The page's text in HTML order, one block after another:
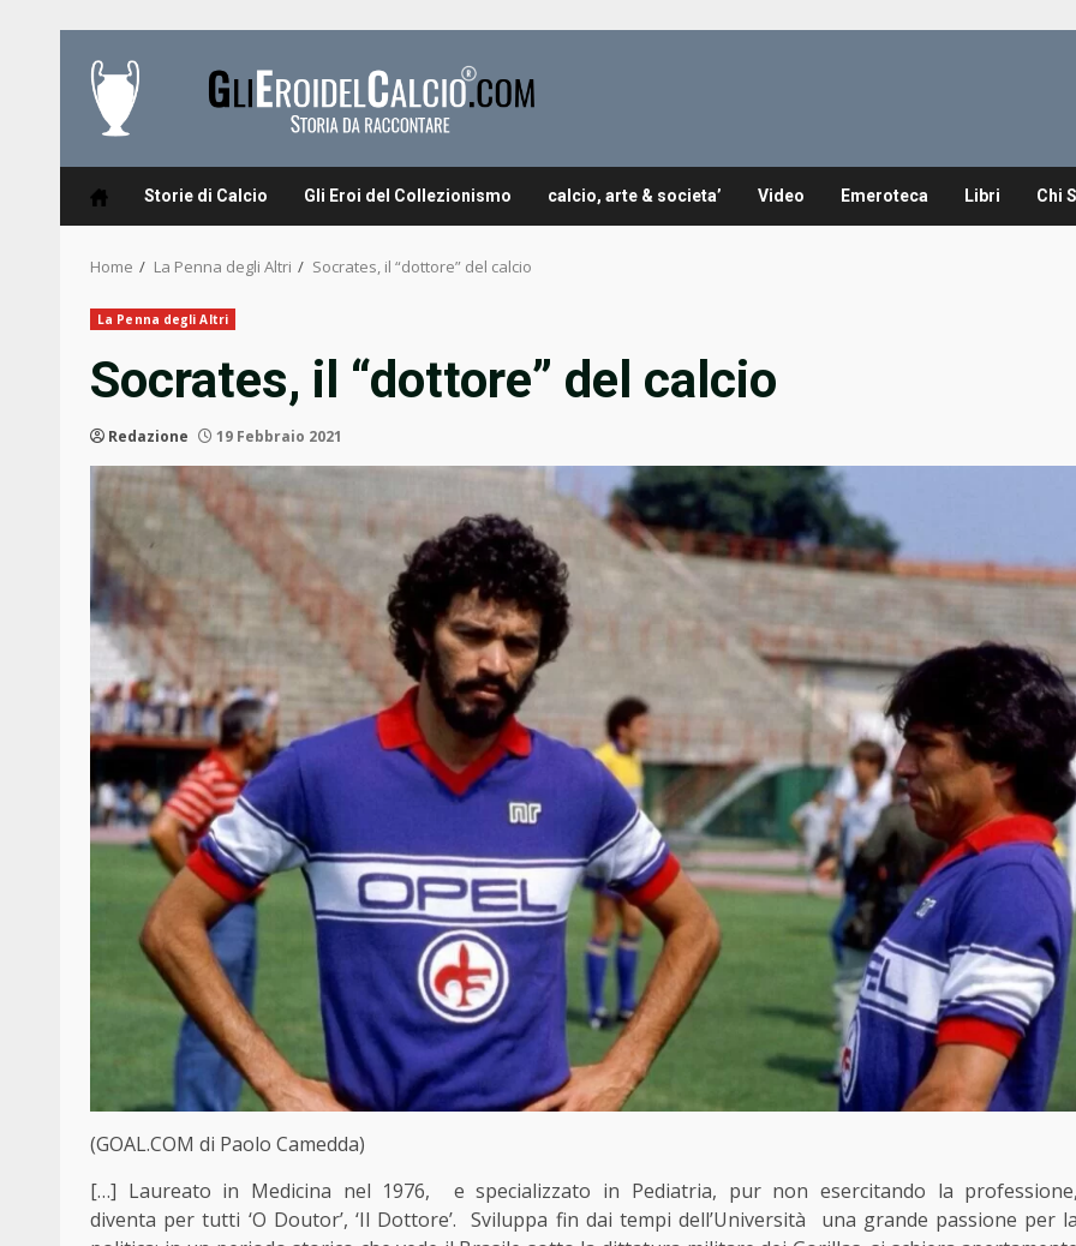
content
Storie di Calcio Gli Eroi del Collezionismo calcio, arte & societa’ Video Emeroteca Libri Chi
Home La Penna degli Altri Socrates, il “dottore” del calcio
La Penna degli Altri
Socrates, il “dottore” del calcio
Redazione 19 Febbraio 2021
(GOAL.COM di Paolo Camedda)
[…] Laureato in Medicina nel 1976, e specializzato in Pediatria, pur non esercitando la professione,
diventa per tutti ‘O Doutor’, ‘Il Dottore’. Sviluppa fin dai tempi dell’Università una grande passione per la